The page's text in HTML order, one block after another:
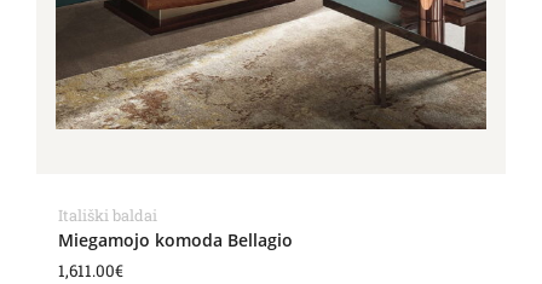
Itališki baldai
Miegamojo komoda Bellagio
1,611.00€